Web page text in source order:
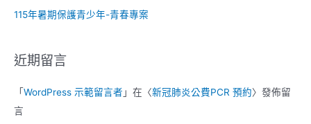
115年暑期保護青少年-青春專案
近期留言
「 WordPress 示範留言者 」在〈新冠肺炎公費PCR 預約〉發佈留
言